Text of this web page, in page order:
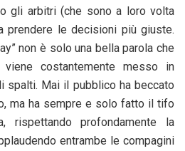
gli arbitri (che sono a loro volta
prendere le decisioni più giuste.
non è solo una bella parola che
costantemente messo in
spalti. Mai il pubblico ha beccato
ma ha sempre e solo fatto il tifo
rispettando profondamente la
entrambe le compagini